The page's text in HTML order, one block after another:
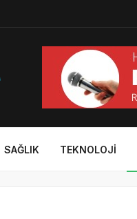
SAĞLIK TEKNOLOJI